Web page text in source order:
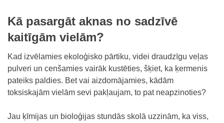
Kā pasargāt aknas no sadzīvē
kaitīgām vielām?
Kad izvēlamies ekoloģisko pārtiku, videi draudzīgu veļas
pulveri un cenšamies vairāk kustēties, šķiet, ka ķermenis
pateiks paldies. Bet vai aizdomājamies, kādām
toksiskajām vielām sevi pakļaujam, to pat neapzinoties?
Jau ķīmijas un bioloģijas stundās skolā uzzinām, ka viss,